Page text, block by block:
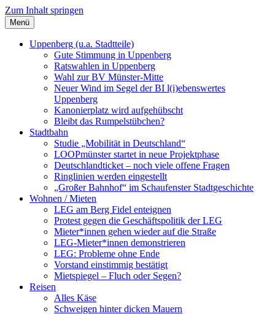
Zum Inhalt springen
Szybalski.de
Infos über und von Werner Szybalski (Münster)
Menü
Uppenberg (u.a. Stadtteile)
Gute Stimmung in Uppenberg
Ratswahlen in Uppenberg
Wahl zur BV Münster-Mitte
Neuer Wind im Segel der BI l(i)ebenswertes
Uppenberg
Kanonierplatz wird aufgehübscht
Bleibt das Rumpelstübchen?
Stadtbahn
Studie „Mobilität in Deutschland“
LOOPmünster startet in neue Projektphase
Deutschlandticket – noch viele offene Fragen
Ringlinien werden eingestellt
„Großer Bahnhof“ im Schaufenster Stadtgeschichte
Wohnen / Mieten
LEG am Berg Fidel enteignen
Protest gegen die Geschäftspolitik der LEG
Mieter*innen gehen wieder auf die Straße
LEG-Mieter*innen demonstrieren
LEG: Probleme ohne Ende
Vorstand einstimmig bestätigt
Mietspiegel – Fluch oder Segen?
Reisen
Alles Käse
Schweigen hinter dicken Mauern